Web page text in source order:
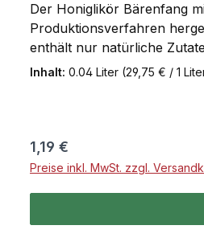
Der Honiglikör Bärenfang
Produktionsverfahren
enthält nur natürliche
oder mit Milch. Hier im
Inhalt: 0.04 Liter (29,75 € / 1
Regulärer Preis:
1,19 €
Preise inkl. MwSt. zzgl.